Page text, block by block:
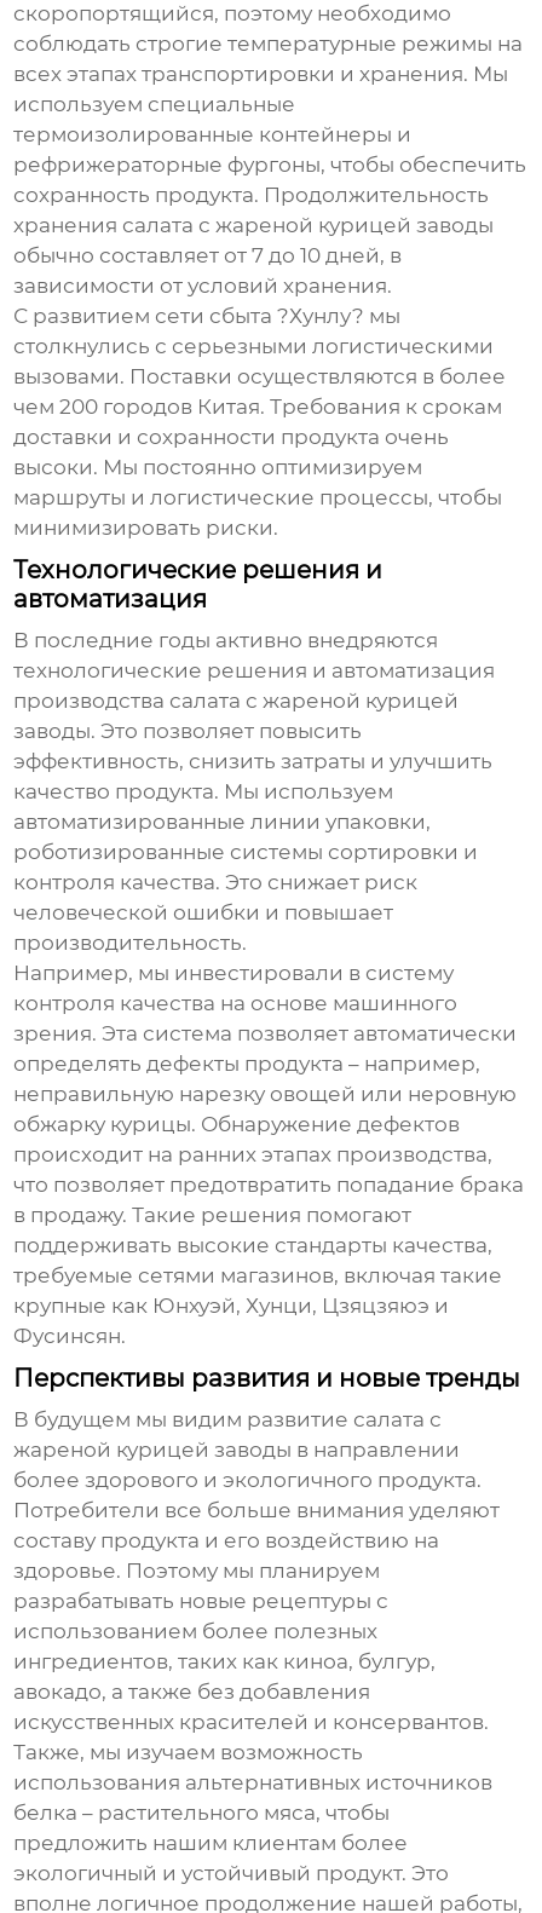
скоропортящийся, поэтому необходимо
соблюдать строгие температурные режимы на
всех этапах транспортировки и хранения. Мы
используем специальные
термоизолированные контейнеры и
рефрижераторные фургоны, чтобы обеспечить
сохранность продукта. Продолжительность
хранения салата с жареной курицей заводы
обычно составляет от 7 до 10 дней, в
зависимости от условий хранения.
С развитием сети сбыта ?Хунлу? мы
столкнулись с серьезными логистическими
вызовами. Поставки осуществляются в более
чем 200 городов Китая. Требования к срокам
доставки и сохранности продукта очень
высоки. Мы постоянно оптимизируем
маршруты и логистические процессы, чтобы
минимизировать риски.
Технологические решения и
автоматизация
В последние годы активно внедряются
технологические решения и автоматизация
производства салата с жареной курицей
заводы. Это позволяет повысить
эффективность, снизить затраты и улучшить
качество продукта. Мы используем
автоматизированные линии упаковки,
роботизированные системы сортировки и
контроля качества. Это снижает риск
человеческой ошибки и повышает
производительность.
Например, мы инвестировали в систему
контроля качества на основе машинного
зрения. Эта система позволяет автоматически
определять дефекты продукта – например,
неправильную нарезку овощей или неровную
обжарку курицы. Обнаружение дефектов
происходит на ранних этапах производства,
что позволяет предотвратить попадание брака
в продажу. Такие решения помогают
поддерживать высокие стандарты качества,
требуемые сетями магазинов, включая такие
крупные как Юнхуэй, Хунци, Цзяцзяюэ и
Фусинсян.
Перспективы развития и новые тренды
В будущем мы видим развитие салата с
жареной курицей заводы в направлении
более здорового и экологичного продукта.
Потребители все больше внимания уделяют
составу продукта и его воздействию на
здоровье. Поэтому мы планируем
разрабатывать новые рецептуры с
использованием более полезных
ингредиентов, таких как киноа, булгур,
авокадо, а также без добавления
искусственных красителей и консервантов.
Также, мы изучаем возможность
использования альтернативных источников
белка – растительного мяса, чтобы
предложить нашим клиентам более
экологичный и устойчивый продукт. Это
вполне логичное продолжение нашей работы,